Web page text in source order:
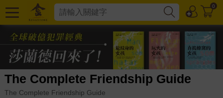
0
The Complete Friendship Guide
The Complete Friendship Guide